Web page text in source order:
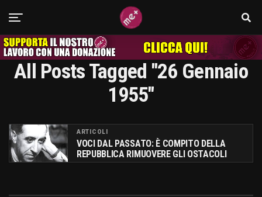
All Posts Tagged "26 Gennaio
1955"
ARTICOLI
VOCI DAL PASSATO: È COMPITO DELLA
REPUBBLICA RIMUOVERE GLI OSTACOLI